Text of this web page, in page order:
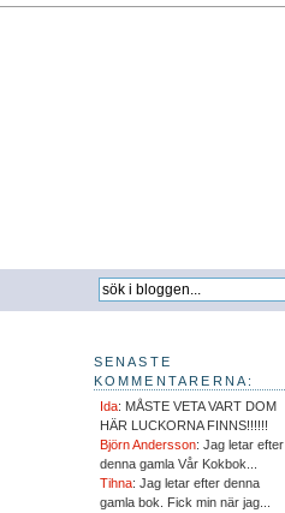
SENASTE
KOMMENTARERNA:
Ida: MÅSTE VETA VART DOM
HÄR LUCKORNA FINNS!!!!!!
Björn Andersson: Jag letar efter
denna gamla Vår Kokbok...
Tihna: Jag letar efter denna
gamla bok. Fick min när jag...